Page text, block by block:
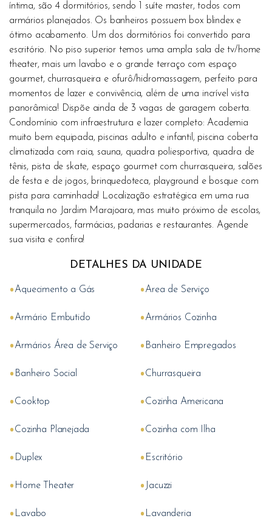
íntima, são 4 dormitórios, sendo 1 suíte master, todos com
armários planejados. Os banheiros possuem box blindex e
ótimo acabamento. Um dos dormitórios foi convertido para
escritório. No piso superior temos uma ampla sala de tv/home
theater, mais um lavabo e o grande terraço com espaço
gourmet, churrasqueira e ofurô/hidromassagem, perfeito para
momentos de lazer e convivência, além de uma incrível vista
panorâmica! Dispõe ainda de 3 vagas de garagem coberta.
Condomínio com infraestrutura e lazer completo: Academia
muito bem equipada, piscinas adulto e infantil, piscina coberta
climatizada com raia, sauna, quadra poliesportiva, quadra de
tênis, pista de skate, espaço gourmet com churrasqueira, salões
de festa e de jogos, brinquedoteca, playground e bosque com
pista para caminhada! Localização estratégica em uma rua
tranquila no Jardim Marajoara, mas muito próximo de escolas,
supermercados, farmácias, padarias e restaurantes. Agende
sua visita e confira!
DETALHES DA UNIDADE
•Aquecimento a Gás •Area de Serviço
•Armário Embutido •Armários Cozinha
•Armários Área de Serviço • Banheiro Empregados
• Banheiro Social •Churrasqueira
•Cooktop •Cozinha Americana
•Cozinha Planejada •Cozinha com Ilha
• Duplex • Escritório
• Home Theater • Jacuzzi
• Lavabo • Lavanderia